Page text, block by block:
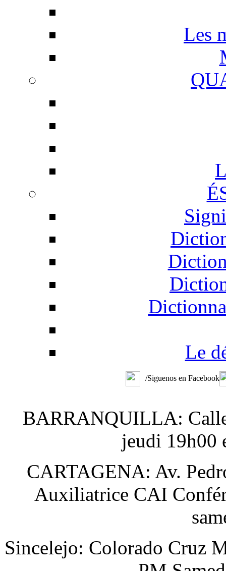
Les
Le
/Siguenos en Facebook
BARRANQUILLA:
jeudi 19h00
CARTAGENA: Av.
Auxiliatrice CAI
Sincelejo: Colorado Cruz